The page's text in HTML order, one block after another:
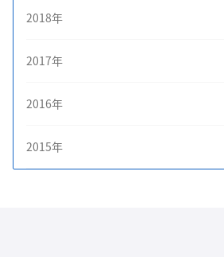
2018年
2017年
2016年
2015年